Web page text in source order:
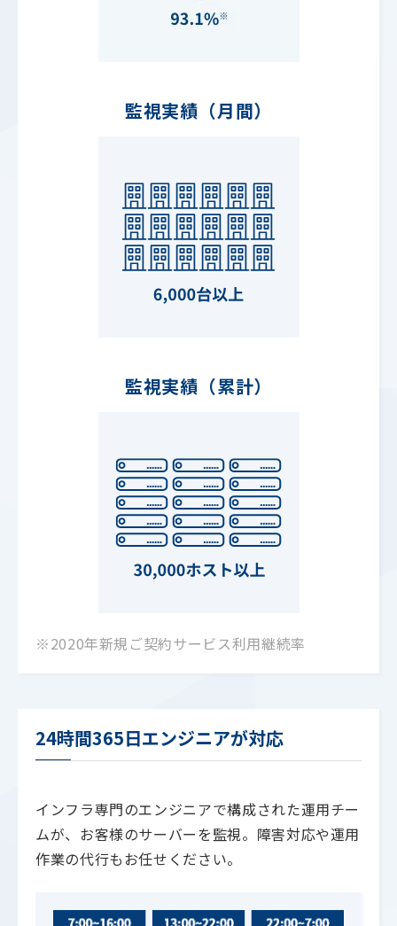
監視実績（月間）
監視実績（累計）
※2020年新規ご契約サービス利用継続率
24時間365日エンジニアが対応
インフラ専門のエンジニアで構成された運用チー
ムが、お客様のサーバーを監視。障害対応や運用
作業の代行もお任せください。